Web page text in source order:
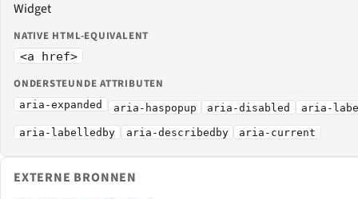
Widget
NATIVE HTML-EQUIVALENT
<a href>
ONDERSTEUNDE ATTRIBUTEN
aria-expanded aria-haspopup aria-disabled aria-
aria-labelledby aria-describedby aria-current
EXTERNE BRONNEN